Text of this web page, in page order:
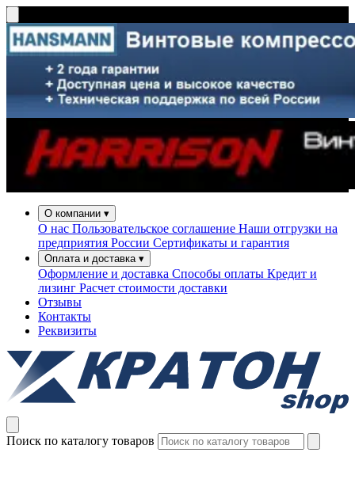
О компании ▾
О нас Пользовательское соглашение Наши отгрузки на
предприятия России Сертификаты и гарантия
Оплата и доставка ▾
Оформление и доставка Способы оплаты Кредит и
лизинг Расчет стоимости доставки
Отзывы
Контакты
Реквизиты
Поиск по каталогу товаров